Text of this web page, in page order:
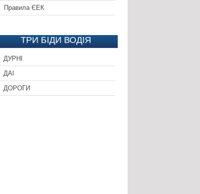
Правила ЄЕК
ТРИ БІДИ ВОДІЯ
ДУРНІ
ДАІ
ДОРОГИ